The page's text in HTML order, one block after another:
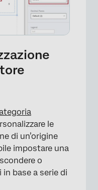
le
di un’origine
impostare una
o
in base a serie di